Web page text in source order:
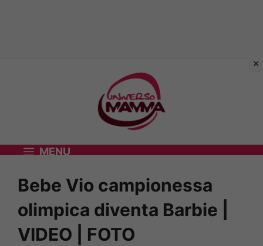
MENU
Bebe Vio campionessa
olimpica diventa Barbie |
VIDEO | FOTO